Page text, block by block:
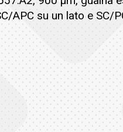
APC su un lato e SC/